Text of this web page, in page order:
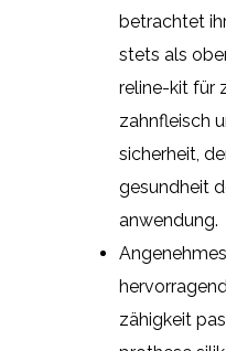
betrachtet
stets als
reline-kit für
zahnfleisch
sicherheit,
gesundheit
anwendung.
zähigkeit